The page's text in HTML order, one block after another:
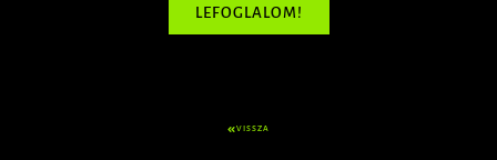
LEFOGLALOM!
VISSZA